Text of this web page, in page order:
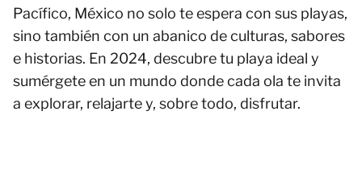
Pacífico, México no solo te espera con sus playas,
sino también con un abanico de culturas, sabores
e historias. En 2024, descubre tu playa ideal y
sumérgete en un mundo donde cada ola te invita
a explorar, relajarte y, sobre todo, disfrutar.